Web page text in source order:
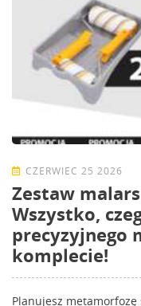
CZERWIEC 25 2026
Zestaw
Wszystko,
precyzyjnego
komplecie!
Planujesz